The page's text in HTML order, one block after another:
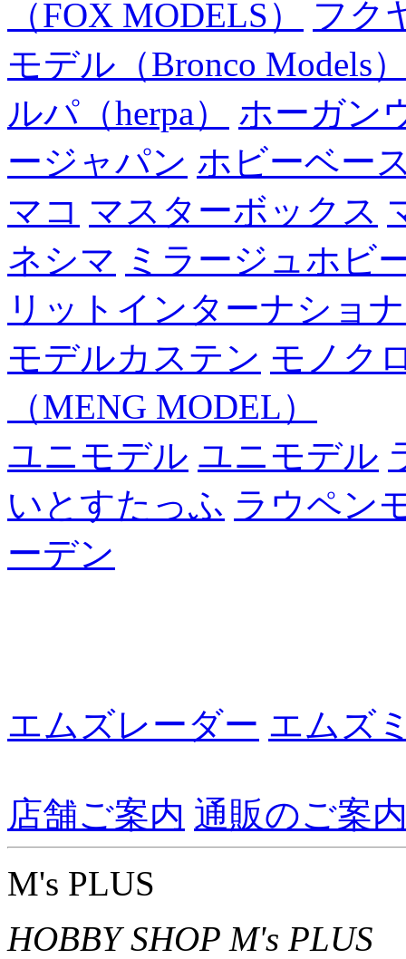
（FOX MODELS）
フク
モデル（Bronco Models
ルパ（herpa）
ホーガン
ージャパン ホビーベー
マコ マスターボックス
ネシマ ミラージュホビ
リットインターナショ
モデルカステン モノク
（MENG MODEL）
ユニモデル ユニモデル
いとすたっふ ラウペン
ーデン
エムズレーダー エムズ
店舗ご案内 通販のご案
M's PLUS
HOBBY SHOP M's PLUS